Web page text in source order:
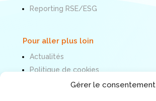
Gérer le consentement
Reporting RSE/ESG
Pour aller plus loin
Actualités
Politique de cookies
Mentions légales